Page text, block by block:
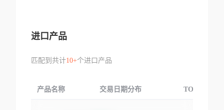
进口产品
匹配到共计10+个进口产品
产品名称 交易日期分布 TOP3交易国